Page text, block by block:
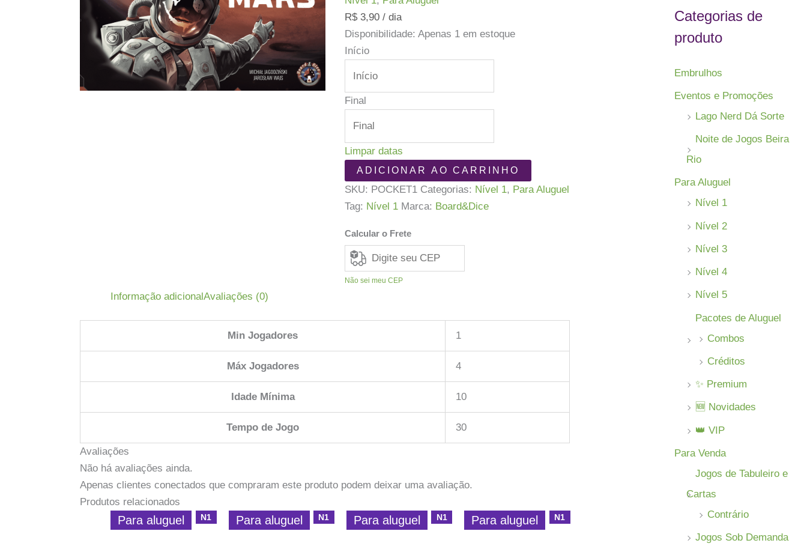
R$3,90 / dia
Disponibilidade: Apenas 1 em estoque
Início
Final
Limpar datas
Pocket
Mars
quantidade
ADICIONAR AO CARRINHO
SKU: POCKET1 Categorias: Nível 1, Para Aluguel
Tag: Nível 1 Marca: Board&Dice
Calcular o Frete
Não sei meu CEP
Informação adicionalAvaliações (0)
Min Jogadores 1
Máx Jogadores 4
Idade Mínima 10
Tempo de Jogo 30
Avaliações
Não há avaliações ainda.
Apenas clientes conectados que compraram este produto podem deixar uma avaliação.
Produtos relacionados
Para aluguel N1 Para aluguel N1 Para aluguel N1 Para aluguel N1
s
p
o
Categorias de
produto
Embrulhos
Eventos e Promoções
Lago Nerd Dá Sorte
Noite de Jogos Beira
Rio
Para Aluguel
Nível 1
Nível 2
Nível 3
Nível 4
Nível 5
Pacotes de Aluguel
Combos
Créditos
✨ Premium
🆕 Novidades
👑 VIP
Para Venda
Jogos de Tabuleiro e
Cartas
Contrário
Jogos Sob Demanda